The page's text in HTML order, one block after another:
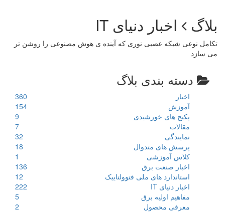
بلاگ اخبار دنیای IT
تکامل نوعی شبکه عصبی نوری که آینده ی هوش مصنوعی را روشن تر
می سازد
دسته بندی بلاگ
اخبار
360
آموزش
154
پکیج های خورشیدی
9
مقالات
7
نمایندگی
32
پرسش های متدوال
18
کلاس آموزشی
1
اخبار صنعت برق
136
استاندارد های ملی فتوولتاییک
12
اخبار دنیای IT
222
مفاهیم اولیه برق
5
معرفی محصول
2